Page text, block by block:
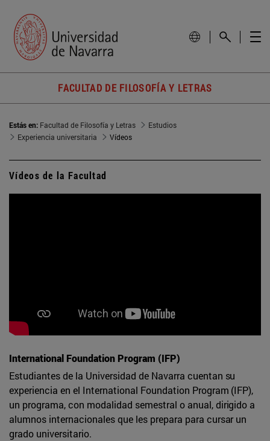
FACULTAD DE FILOSOFÍA Y LETRAS
Estás en: Facultad de Filosofía y Letras
Estudios
Experiencia universitaria
Vídeos
Vídeos de la Facultad
International Foundation Program (IFP)
Estudiantes de la Universidad de Navarra cuentan su
experiencia en el International Foundation Program (IFP),
un programa, con modalidad semestral o anual, dirigido a
alumnos internacionales que les prepara para cursar un
grado universitario.